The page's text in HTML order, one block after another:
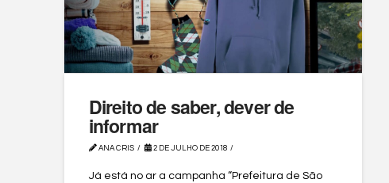
Direito de saber, dever de
informar
ANA CRIS 2 DE JULHO DE 2018
Já está no ar a campanha “Prefeitura de São